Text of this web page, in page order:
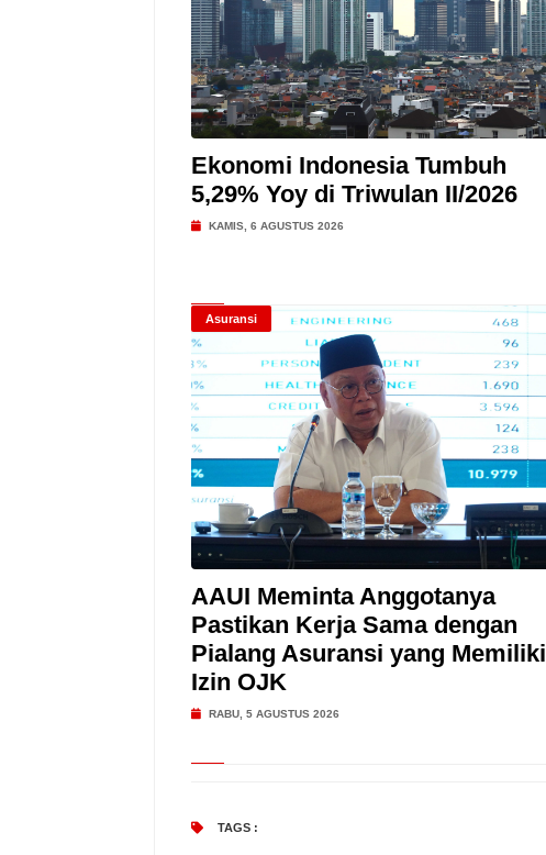
Ekonomi Indonesia Tumbuh
5,29% Yoy di Triwulan II/2026
KAMIS, 6 AGUSTUS 2026
Asuransi
AAUI Meminta Anggotanya
Pastikan Kerja Sama dengan
Pialang Asuransi yang Memiliki
Izin OJK
RABU, 5 AGUSTUS 2026
TAGS :